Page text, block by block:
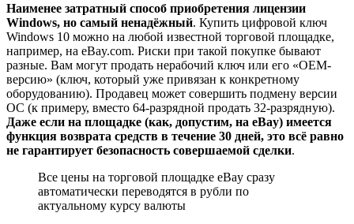
Наименее затратный способ приобретения лицензии
Windows, но самый ненадёжный. Купить цифровой ключ
Windows 10 можно на любой известной торговой площадке,
например, на eBay.com. Риски при такой покупке бывают
разные. Вам могут продать нерабочий ключ или его «OEM-
версию» (ключ, который уже привязан к конкретному
оборудованию). Продавец может совершить подмену версии
ОС (к примеру, вместо 64-разрядной продать 32-разрядную).
Даже если на площадке (как, допустим, на eBay) имеется
функция возврата средств в течение 30 дней, это всё равно
не гарантирует безопасность совершаемой сделки.
Все цены на торговой площадке eBay сразу
автоматически переводятся в рубли по
актуальному курсу валюты